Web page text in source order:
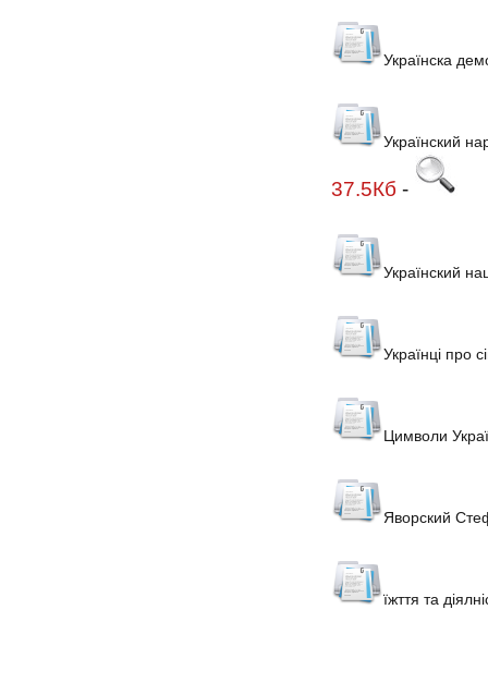
Українска
Українский
37.5Кб -
Українский
Українці про
Цимволи
Яворский
їжття та